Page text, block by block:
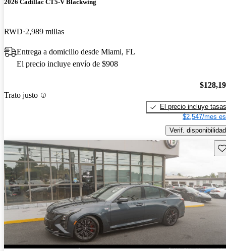
2026 Cadillac CT5-V Blackwing
RWD 2,989 millas
Entrega a domicilio desde Miami, FL
El precio incluye envío de $908
Trato justo
El precio incluye tasas
$2,547/mes
Verif. disponibilidad